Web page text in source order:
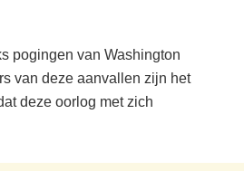
pogingen van Washington
van deze aanvallen zijn het
deze oorlog met zich